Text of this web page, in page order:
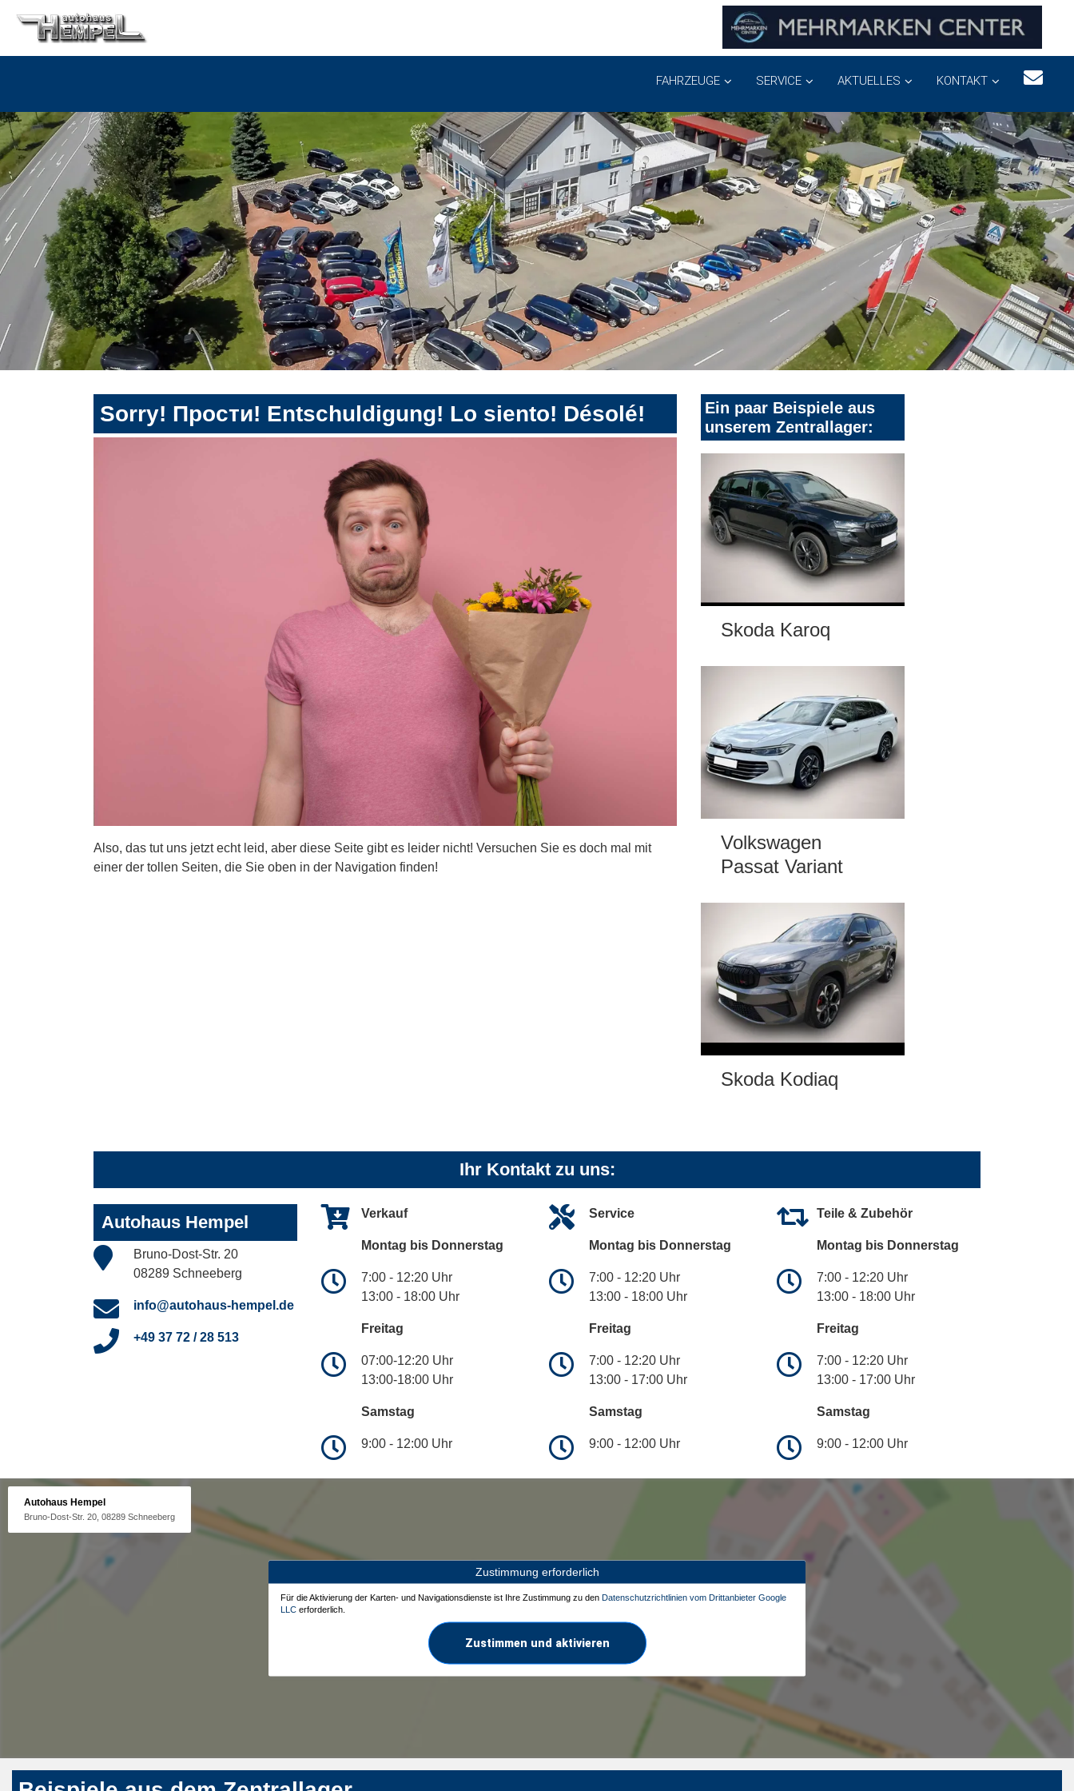
FAHRZEUGE SERVICE AKTUELLES KONTAKT
Sorry! Прости! Entschuldigung! Lo siento! Désolé!
Also, das tut uns jetzt echt leid, aber diese Seite gibt es leider nicht! Versuchen Sie es doch mal mit
einer der tollen Seiten, die Sie oben in der Navigation finden!
Ein paar Beispiele aus
unserem Zentrallager:
Skoda Karoq
Volkswagen
Passat Variant
Skoda Kodiaq
Ihr Kontakt zu uns:
Autohaus Hempel
Bruno-Dost-Str. 20
08289 Schneeberg
info@autohaus-hempel.de
+49 37 72 / 28 513
Verkauf
Montag bis Donnerstag
7:00 - 12:20 Uhr
13:00 - 18:00 Uhr
Freitag
07:00-12:20 Uhr
13:00-18:00 Uhr
Samstag
9:00 - 12:00 Uhr
Service
Montag bis Donnerstag
7:00 - 12:20 Uhr
13:00 - 18:00 Uhr
Freitag
7:00 - 12:20 Uhr
13:00 - 17:00 Uhr
Samstag
9:00 - 12:00 Uhr
Teile & Zubehör
Montag bis Donnerstag
7:00 - 12:20 Uhr
13:00 - 18:00 Uhr
Freitag
7:00 - 12:20 Uhr
13:00 - 17:00 Uhr
Samstag
9:00 - 12:00 Uhr
Autohaus Hempel
Bruno-Dost-Str. 20, 08289 Schneeberg
Zustimmung erforderlich
Für die Aktivierung der Karten- und Navigationsdienste ist Ihre Zustimmung zu den Datenschutzrichtlinien vom Drittanbieter Google
LLC erforderlich.
Zustimmen und aktivieren